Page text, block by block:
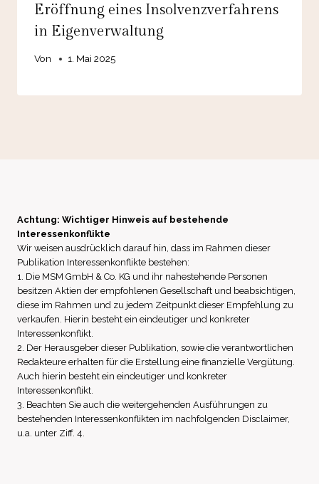
Eröffnung eines Insolvenzverfahrens
in Eigenverwaltung
Von 1. Mai 2025
Achtung: Wichtiger Hinweis auf bestehende
Interessenkonflikte
Wir weisen ausdrücklich darauf hin, dass im Rahmen dieser
Publikation Interessenkonflikte bestehen:
1. Die MSM GmbH & Co. KG und ihr nahestehende Personen
besitzen Aktien der empfohlenen Gesellschaft und beabsichtigen,
diese im Rahmen und zu jedem Zeitpunkt dieser Empfehlung zu
verkaufen. Hierin besteht ein eindeutiger und konkreter
Interessenkonflikt.
2. Der Herausgeber dieser Publikation, sowie die verantwortlichen
Redakteure erhalten für die Erstellung eine finanzielle Vergütung.
Auch hierin besteht ein eindeutiger und konkreter
Interessenkonflikt.
3. Beachten Sie auch die weitergehenden Ausführungen zu
bestehenden Interessenkonflikten im nachfolgenden Disclaimer,
u.a. unter Ziff. 4.